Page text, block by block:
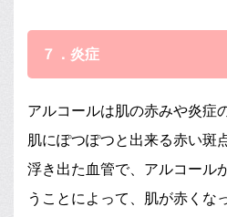
７．炎症
アルコールは肌の赤みや炎症
肌にぽつぽつと出来る赤い斑
浮き出た血管で、アルコール
うことによって、肌が赤くな